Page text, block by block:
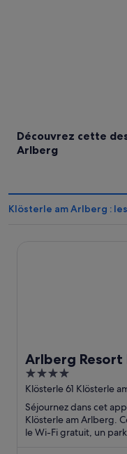
Découvrez cette
Arlberg
Klösterle am Arlberg :
Arlberg Resort
4
out
of
5
Klösterle 61 Klösterle
Séjournez dans cet
Klösterle am Arlberg.
le Wi-Fi gratuit, un